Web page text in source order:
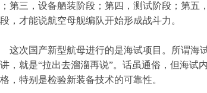
第三，设备舾装阶段；第四，测试阶段；第五
，才能说航空母舰编队开始形成战斗力。
这次国产新型航母进行的是海试项目。所谓海
，就是“拉出去溜溜再说”。话虽通俗，但海试
，特别是检验新装备技术的可靠性。